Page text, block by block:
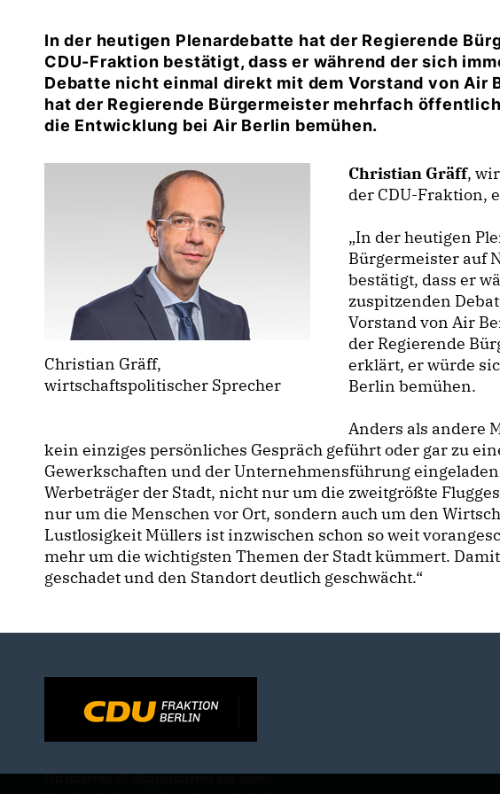
In der heutigen Plenardebatte hat der Regierende
CDU-Fraktion bestätigt, dass er während der sich
Debatte nicht einmal direkt mit dem Vorstand von Air
hat der Regierende Bürgermeister mehrfach
die Entwicklung bei Air Berlin bemühen.
Christian Gräff,
wirtschaftspolitischer Sprecher
Christian Gräff,
der CDU-Fraktion,
In der heutigen
Bürgermeister auf
bestätigt, dass er
zuspitzenden
Vorstand von Air
der Regierende
erklärt, er würde
Berlin bemühen.
Anders als andere
kein einziges persönliches Gespräch geführt oder gar zu
Gewerkschaften und der Unternehmensführung
Werbeträger der Stadt, nicht nur um die zweitgrößte
nur um die Menschen vor Ort, sondern auch um den
Lustlosigkeit Müllers ist inzwischen schon so weit
mehr um die wichtigsten Themen der Stadt kümmert.
geschadet und den Standort deutlich geschwächt.“
Mit unseren 52 Abgeordneten aus allen